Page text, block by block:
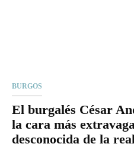
BURGOS
El burgalés César
la cara más
desconocida de la